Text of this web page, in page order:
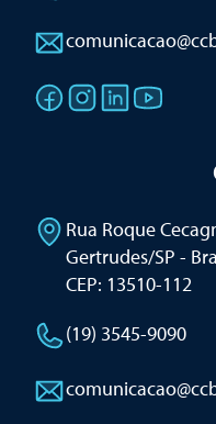
Rua Roque
Gertrudes/SP -
CEP: 13510-112
(19) 3545-9090